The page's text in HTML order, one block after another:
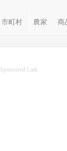
市町村 農家 商
Sponsored Link